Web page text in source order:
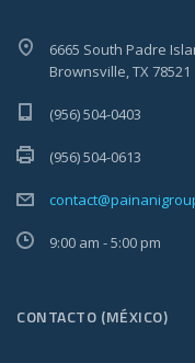
6665 South Padre
Brownsville, TX 78521
(956) 504-0403
(956) 504-0613
9:00 am - 5:00 pm
CONTACTO (MÉXICO)